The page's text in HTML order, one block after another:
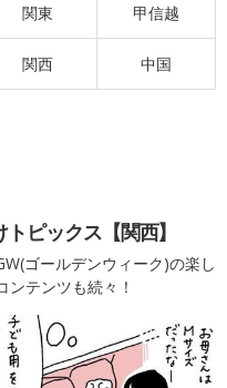
関東 甲信越
関西 中国
ピックス【関西】
ゴールデンウィーク)の楽し
テンツも続々！